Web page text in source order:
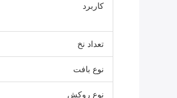
کاربرد
تعداد نخ
نوع بافت
نوع روکش